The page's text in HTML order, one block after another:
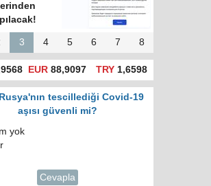
3 4 5 6 7 8
EUR 88,9097 TRY1,6598
tescillediği Covid-19
aşısı güvenli mi?
yok
Cevapla